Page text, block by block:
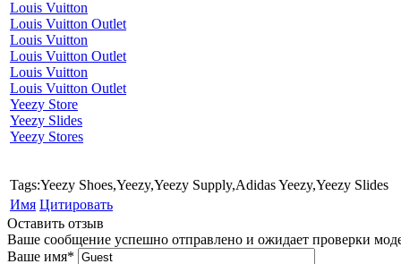
Louis Vuitton
Louis Vuitton Outlet
Louis Vuitton
Louis Vuitton Outlet
Louis Vuitton
Louis Vuitton Outlet
Yeezy Store
Yeezy Slides
Yeezy Stores
Tags:Yeezy Shoes,Yeezy,Yeezy Supply,Adidas Yeezy,Yeezy Slides
Имя Цитировать
Оставить отзыв
Ваше сообщение успешно отправлено и ожидает проверки
Ваше имя*